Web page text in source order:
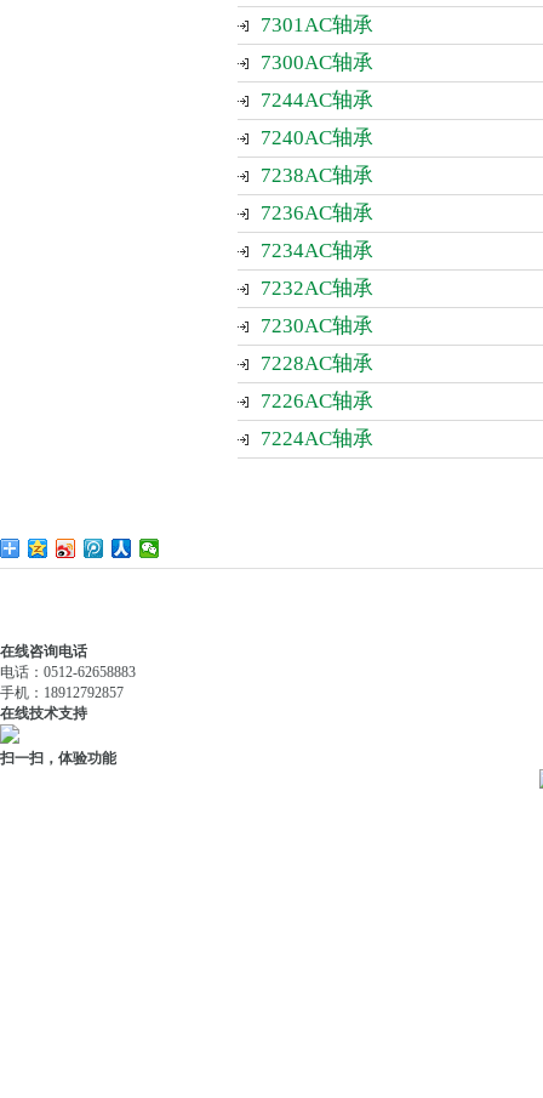
7301AC轴承
7300AC轴承
7244AC轴承
7240AC轴承
7238AC轴承
7236AC轴承
7234AC轴承
7232AC轴承
7230AC轴承
7228AC轴承
7226AC轴承
7224AC轴承
在线咨询电话
电话：0512-62658883
手机：18912792857
在线技术支持
扫一扫，体验功能